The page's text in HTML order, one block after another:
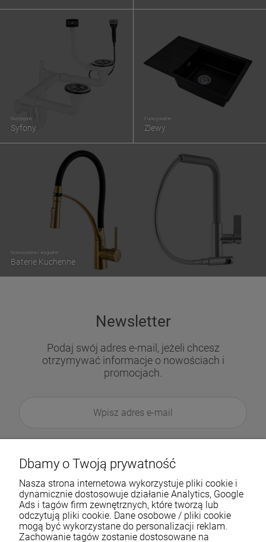
Nowoczesne i wygodne
Baterie Kuchenne
Niezbędne
Syfony
Funkcjonalne
Zlewy
Newsletter
Podaj swój adres e-mail, jeżeli chcesz
otrzymywać informacje o nowościach i
promocjach.
Dbamy o Twoją prywatność
Nasza strona internetowa wykorzystuje pliki cookie i
dynamicznie dostosowuje działanie Analytics, Google
Ads i tagów firm zewnętrznych, które tworzą lub
odczytują pliki cookie. Dane osobowe / pliki cookie
mogą być wykorzystane do personalizacji reklam.
Zachowanie tagów zostanie dostosowane na